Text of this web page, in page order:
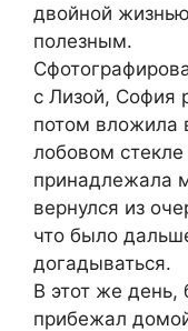
двойной
полезным.
с Лизой, София
потом вложила
лобовом
принадлежала
вернулся из
что было
догадываться.
В этот же день,
прибежал